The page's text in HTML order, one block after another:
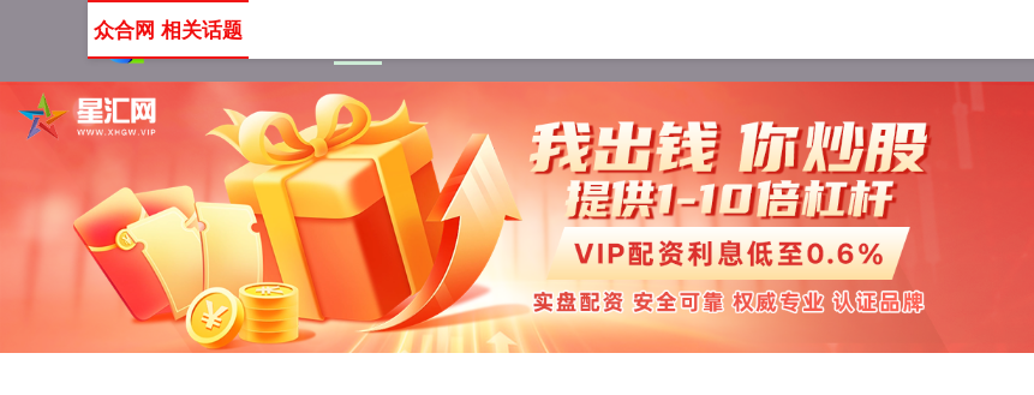
众合网 相关话题